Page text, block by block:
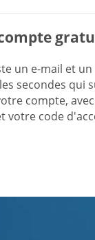
un e-mail et
secondes qui
compte,
votre code